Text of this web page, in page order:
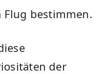
bestimmen.
der